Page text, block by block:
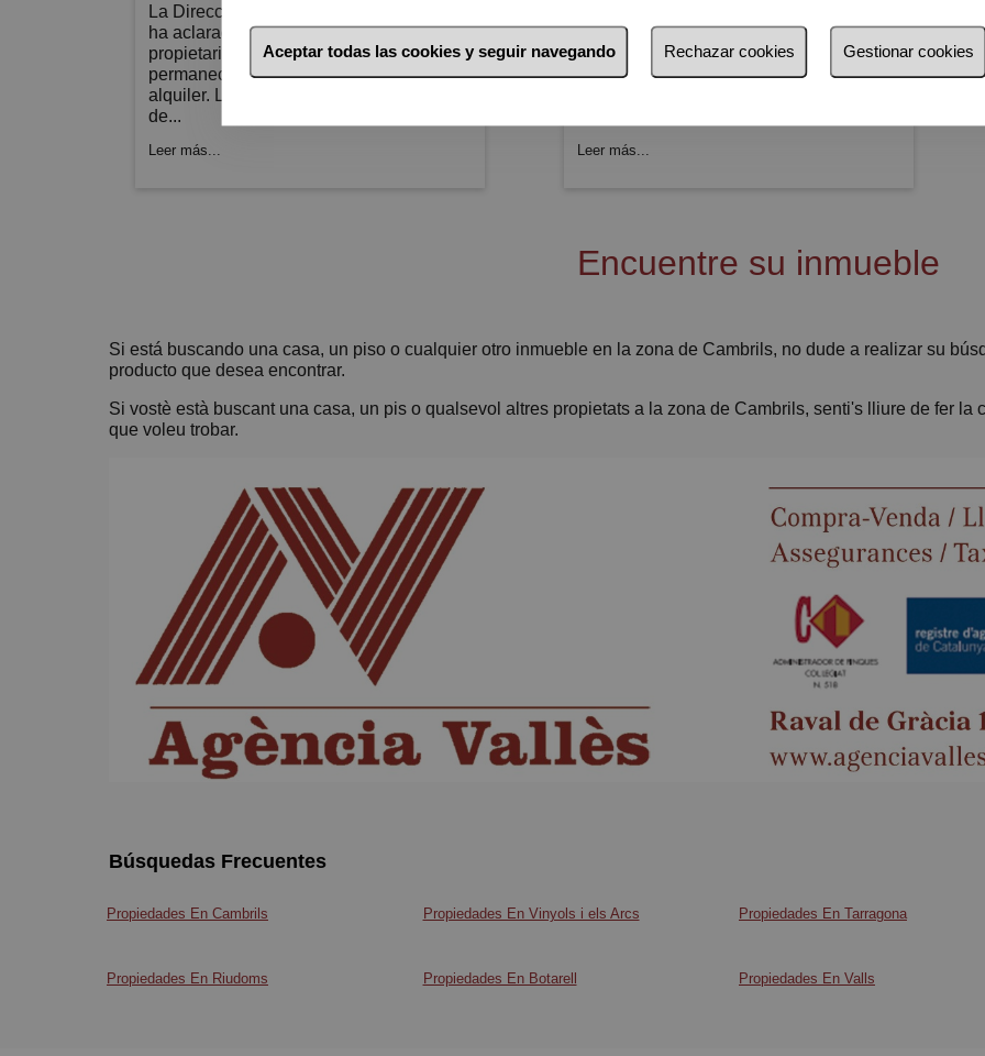
La Dirección General de Tributos (DGT)
ha aclarado qué gastos puede deducir el
propietario de una vivienda que
permanece vacía entre dos contratos de
alquiler. La entidad distingue entre los
de...
Leer más...
por la acumulación masiva de
excrementos de aves, murciélagos y
focas. Este compuesto es rico en
Leer más...
Encuentre su inmueble
Si está buscando una casa, un piso o cualquier otro inmueble en la zona de Cambrils, no dude a realizar su
producto que desea encontrar.
Si vostè està buscant una casa, un pis o qualsevol altres propietats a la zona de Cambrils, senti's lliure de fer la
que voleu trobar.
Búsquedas Frecuentes
Propiedades En Cambrils Propiedades En Vinyols i els Arcs Propiedades En Tarragona
Propiedades En Riudoms Propiedades En Botarell Propiedades En Valls
Aceptar todas las cookies y seguir navegando Rechazar cookies Gestionar cookies